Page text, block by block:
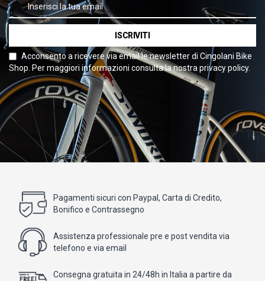
ISCRIVITI
Acconsento a ricevere via email le newsletter di Cingolani Bike
Shop. Per maggiori informazioni consulta la nostra privacy policy.
Pagamenti sicuri con Paypal, Carta di Credito,
Bonifico e Contrassegno
Assistenza professionale pre e post vendita via
telefono e via email
Consegna gratuita in 24/48h in Italia a partire da